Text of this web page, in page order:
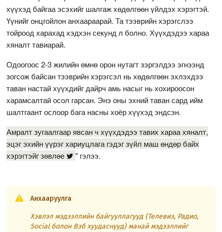
хүүхэд байгаа эсэхийг шалгаж хөдөлгөөн үйлдэх хэрэгтэй.
Үүнийг онцгойлон анхаараарай. Та тээврийн хэрэгслээ
тойроод харахад хэдхэн секунд л болно. Хүүхдэдээ хараа
хяналт тавиарай.
Одоогоос 2-3 жилийн өмнө орон нутагт зэргэлдээ эгнээнд
зогсож байсан тээврийн хэрэгсэл нь хөдөлгөөн эхлэхдээ
таван настай хүүхдийг дайрч амь насыг нь хохироосон
харамсалтай осол гарсан. Энэ оны эхний таван сард ийм
шалтгаант ослоор бага насны хоёр хүүхэд эндсэн.
Амралт зугаалгаар явсан ч хүүхдэдээ тавих хараа хяналт,
эцэг эхийн үүрэг хариуцлага гэдэг зүйл маш өндөр байх
хэрэгтэйг зөвлөе
" гэлээ.
Анхааруулга
Хэвлэл мэдээллийн байгууллагууд (Телевиз, Радио,
Social болон Вэб хуудаснууд) манай мэдээллийг